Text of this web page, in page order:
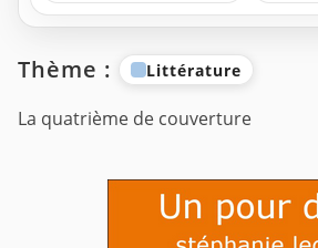
Thème : Littérature
La quatrième de couverture